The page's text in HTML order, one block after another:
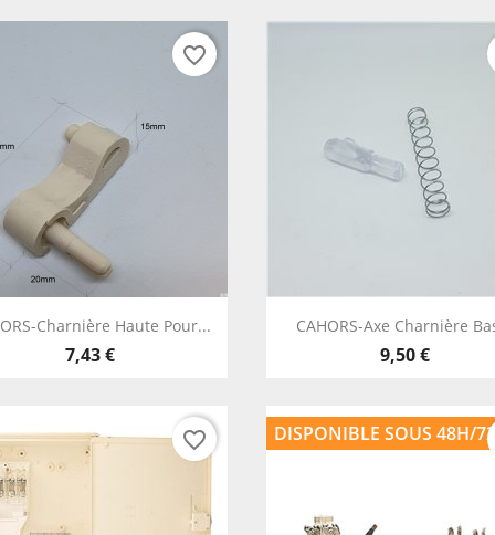
Aperçu rapide
Charnière Haute Pour...
7,43 €
favorite_border
Aperçu rapide
CAHORS-Axe Charnière
9,50 €
favorite_border DISPONIBLE SOUS 48H/